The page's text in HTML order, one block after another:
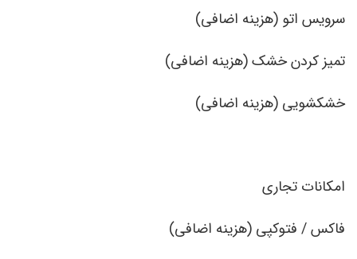
سرویس اتو (هزینه اضافی)
تمیز کردن خشک (هزینه اضافی)
خشکشویی (هزینه اضافی)
امکانات تجاری
فاکس / فتوکپی (هزینه اضافی)